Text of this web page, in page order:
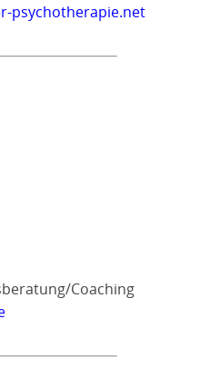
psychotherapie.net
Coaching